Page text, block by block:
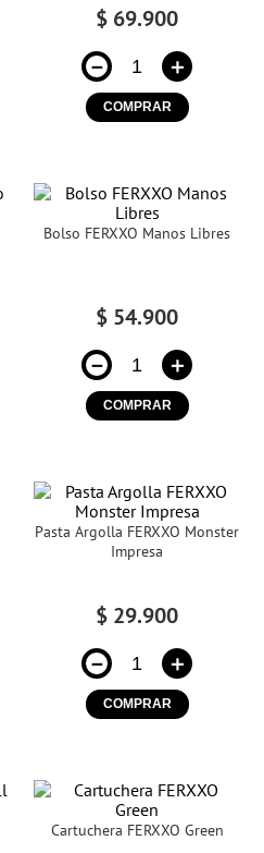
$ 69.900
－ ＋
COMPRAR
Bolso FERXXO Manos Libres
$ 54.900
－ ＋
COMPRAR
Pasta Argolla FERXXO Monster
Impresa
$ 29.900
－ ＋
COMPRAR
Cartuchera FERXXO Green